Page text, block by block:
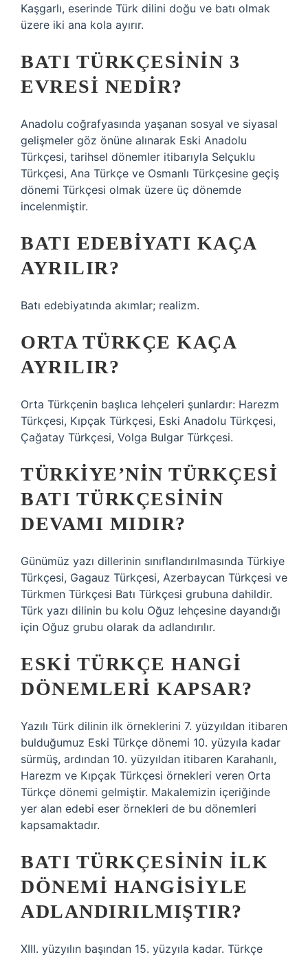
Kaşgarlı, eserinde Türk dilini doğu ve batı olmak
üzere iki ana kola ayırır.
BATI TÜRKÇESININ 3
EVRESI NEDIR?
Anadolu coğrafyasında yaşanan sosyal ve siyasal
gelişmeler göz önüne alınarak Eski Anadolu
Türkçesi, tarihsel dönemler itibarıyla Selçuklu
Türkçesi, Ana Türkçe ve Osmanlı Türkçesine geçiş
dönemi Türkçesi olmak üzere üç dönemde
incelenmiştir.
BATI EDEBIYATI KAÇA
AYRILIR?
Batı edebiyatında akımlar; realizm.
ORTA TÜRKÇE KAÇA
AYRILIR?
Orta Türkçenin başlıca lehçeleri şunlardır: Harezm
Türkçesi, Kıpçak Türkçesi, Eski Anadolu Türkçesi,
Çağatay Türkçesi, Volga Bulgar Türkçesi.
TÜRKIYE’NIN TÜRKÇESI
BATI TÜRKÇESININ
DEVAMI MIDIR?
Günümüz yazı dillerinin sınıflandırılmasında Türkiye
Türkçesi, Gagauz Türkçesi, Azerbaycan Türkçesi ve
Türkmen Türkçesi Batı Türkçesi grubuna dahildir.
Türk yazı dilinin bu kolu Oğuz lehçesine dayandığı
için Oğuz grubu olarak da adlandırılır.
ESKI TÜRKÇE HANGI
DÖNEMLERI KAPSAR?
Yazılı Türk dilinin ilk örneklerini 7. yüzyıldan itibaren
bulduğumuz Eski Türkçe dönemi 10. yüzyıla kadar
sürmüş, ardından 10. yüzyıldan itibaren Karahanlı,
Harezm ve Kıpçak Türkçesi örnekleri veren Orta
Türkçe dönemi gelmiştir. Makalemizin içeriğinde
yer alan edebi eser örnekleri de bu dönemleri
kapsamaktadır.
BATI TÜRKÇESININ ILK
DÖNEMI HANGISIYLE
ADLANDIRILMIŞTIR?
XIII. yüzyılın başından 15. yüzyıla kadar. Türkçe